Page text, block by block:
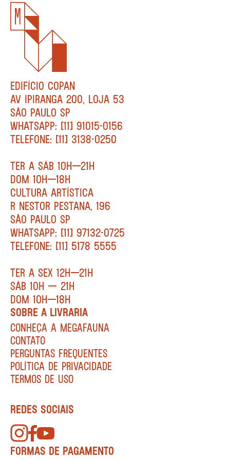
EDIFÍCIO COPAN
AV IPIRANGA 200, LOJA 53
SÃO PAULO SP
WHATSAPP: [11] 91015-0156
TELEFONE: [11] 3138-0250
TER A SÁB 10H—21H
DOM 10H—18H
CULTURA ARTÍSTICA
R NESTOR PESTANA, 196
SÃO PAULO SP
WHATSAPP: [11] 97132-0725
TELEFONE: [11] 5178 5555
TER A SEX 12H—21H
SÁB 10H — 21H
DOM 10H—18H
SOBRE A LIVRARIA
CONHEÇA A MEGAFAUNA
CONTATO
PERGUNTAS FREQUENTES
POLÍTICA DE PRIVACIDADE
TERMOS DE USO
REDES SOCIAIS
FORMAS DE PAGAMENTO